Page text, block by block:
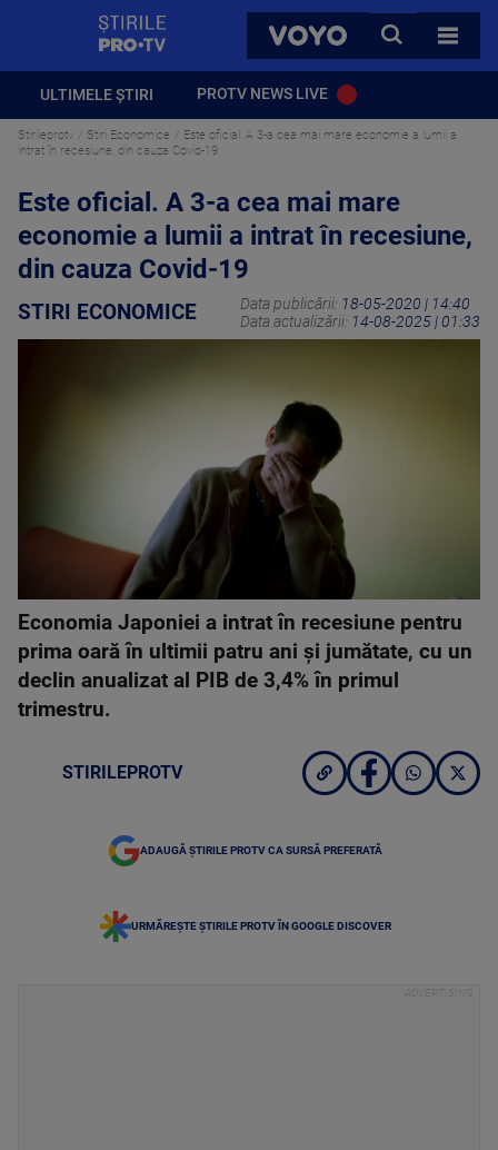
VOYO
CAUTA
TOATE
ULTIMELE ȘTIRI PROTV NEWS LIVE
Stirileprotv Stiri Economice
Este oficial. A 3-a cea mai mare economie a lumii a
intrat în recesiune, din cauza Covid-19
Este oficial. A 3-a cea mai mare
economie a lumii a intrat în recesiune,
din cauza Covid-19
STIRI ECONOMICE Data publicării: 18-05-2020 | 14:40
Data actualizării: 14-08-2025 | 01:33
Economia Japoniei a intrat în recesiune pentru
prima oară în ultimii patru ani şi jumătate, cu un
declin anualizat al PIB de 3,4% în primul
trimestru.
STIRILEPROTV
ADAUGĂ ȘTIRILE PROTV CA SURSĂ PREFERATĂ
URMĂREȘTE ȘTIRILE PROTV ÎN GOOGLE DISCOVER